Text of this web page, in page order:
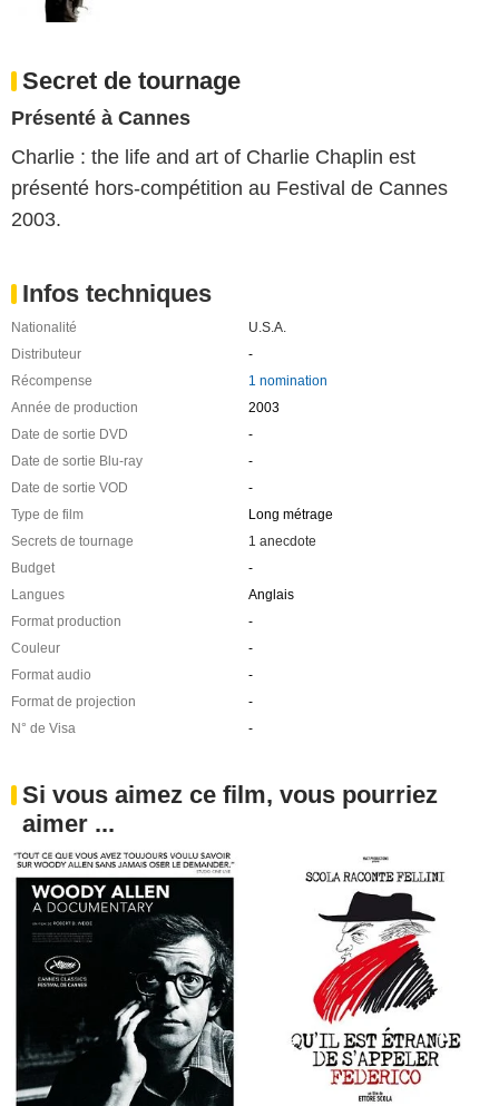
Secret de tournage
Présenté à Cannes
Charlie : the life and art of Charlie Chaplin est
présenté hors-compétition au Festival de Cannes
2003.
Infos techniques
Nationalité
U.S.A.
Distributeur
-
Récompense
1 nomination
Année de production
2003
Date de sortie DVD
-
Date de sortie Blu-ray
-
Date de sortie VOD
-
Type de film
Long métrage
Secrets de tournage
1 anecdote
Budget
-
Langues
Anglais
Format production
-
Couleur
-
Format audio
-
Format de projection
-
N° de Visa
-
Si vous aimez ce film, vous pourriez
aimer ...